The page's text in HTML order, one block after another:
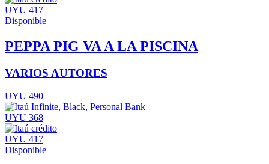
UYU 417
Disponible
PEPPA PIG VA A LA PISCINA
VARIOS AUTORES
UYU 490
UYU 368
UYU 417
Disponible